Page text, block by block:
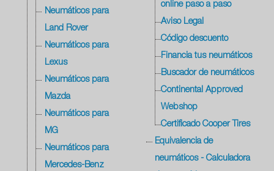
Neumáticos para
Land Rover
Neumáticos para
Lexus
Neumáticos para
Mazda
Neumáticos para
MG
Neumáticos para
Mercedes-Benz
online paso a paso
Aviso Legal
Código descuento
Financia tus neumáticos
Buscador de neumáticos
Continental Approved
Webshop
Certificado Cooper Tires
Equivalencia de
neumáticos - Calculadora